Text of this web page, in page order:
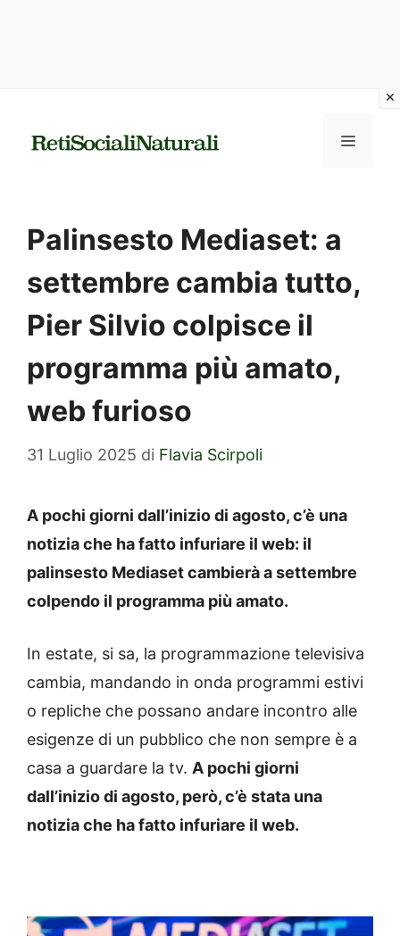
MENU
Palinsesto Mediaset: a
settembre cambia tutto,
Pier Silvio colpisce il
programma più amato,
web furioso
31 Luglio 2025 di Flavia Scirpoli
A pochi giorni dall’inizio di agosto, c’è una
notizia che ha fatto infuriare il web: il
palinsesto Mediaset cambierà a settembre
colpendo il programma più amato.
In estate, si sa, la programmazione televisiva
cambia, mandando in onda programmi estivi
o repliche che possano andare incontro alle
esigenze di un pubblico che non sempre è a
casa a guardare la tv. A pochi giorni
dall’inizio di agosto, però, c’è stata una
notizia che ha fatto infuriare il web.